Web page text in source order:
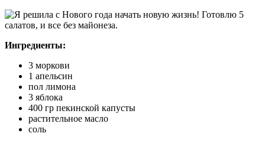
Ингредиенты:
3 моркови
1 апельсин
пол лимона
3 яблока
400 гр пекинской капусты
растительное масло
соль